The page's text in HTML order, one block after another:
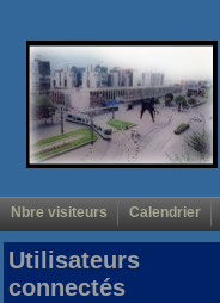
Nbre visiteurs Calendrier
Utilisateurs
connectés